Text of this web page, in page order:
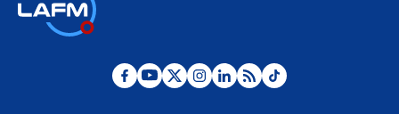
Las razones para escoger al nuevo